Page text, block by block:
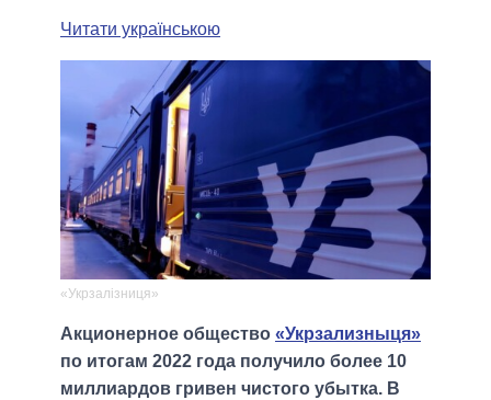
ВСЕ ПЕРСОНЫ
СРАВНЕНИЕ ПОЛИТИКОВ
Читати українською
«Укрзалізниця»
Акционерное общество «Укрзализныця»
по итогам 2022 года получило более 10
миллиардов гривен чистого убытка. В